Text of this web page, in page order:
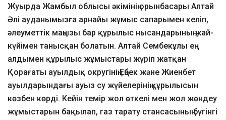
Жуырда Жамбыл облысы әкімінің орынбасары Алтай
Әлі ауданымызға арнайы жұмыс сапарымен келіп,
әлеуметтік маңызы бар құрылыс нысандарының жай-
күйімен танысқан болатын. Алтай Сембекұлы ең
алдымен құрылыс жұмыстары жүріп жатқан
Қорағаты ауылдық округінің Еңбек және Жиенбет
ауылдарындағы ауыз су жүйелерінің құрылысын
көзбен көрді. Кейін темір жол өткелі мен жол жөндеу
жұмыстарын бақылап, газ тарату стансасының бүгінгі